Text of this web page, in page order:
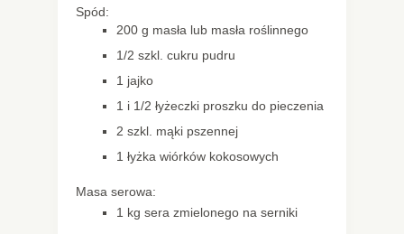
Spód:
200 g masła lub masła roślinnego
1/2 szkl. cukru pudru
1 jajko
1 i 1/2 łyżeczki proszku do pieczenia
2 szkl. mąki pszennej
1 łyżka wiórków kokosowych
Masa serowa:
1 kg sera zmielonego na serniki